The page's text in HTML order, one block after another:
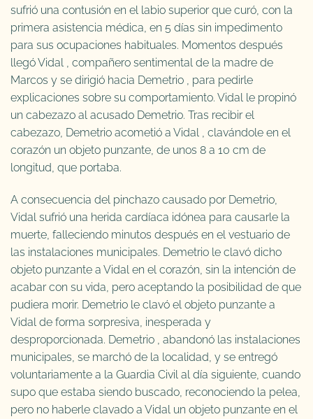
sufrió una contusión en el labio superior que curó, con la
primera asistencia médica, en 5 días sin impedimento
para sus ocupaciones habituales. Momentos después
llegó Vidal , compañero sentimental de la madre de
Marcos y se dirigió hacia Demetrio , para pedirle
explicaciones sobre su comportamiento. Vidal le propinó
un cabezazo al acusado Demetrio. Tras recibir el
cabezazo, Demetrio acometió a Vidal , clavándole en el
corazón un objeto punzante, de unos 8 a 10 cm de
longitud, que portaba.
A consecuencia del pinchazo causado por Demetrio,
Vidal sufrió una herida cardíaca idónea para causarle la
muerte, falleciendo minutos después en el vestuario de
las instalaciones municipales. Demetrio le clavó dicho
objeto punzante a Vidal en el corazón, sin la intención de
acabar con su vida, pero aceptando la posibilidad de que
pudiera morir. Demetrio le clavó el objeto punzante a
Vidal de forma sorpresiva, inesperada y
desproporcionada. Demetrio , abandonó las instalaciones
municipales, se marchó de la localidad, y se entregó
voluntariamente a la Guardia Civil al día siguiente, cuando
supo que estaba siendo buscado, reconociendo la pelea,
pero no haberle clavado a Vidal un objeto punzante en el